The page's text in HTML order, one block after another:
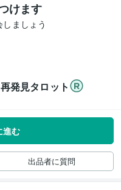
けます
ましょう
発見タロット
進む
出品者に質問